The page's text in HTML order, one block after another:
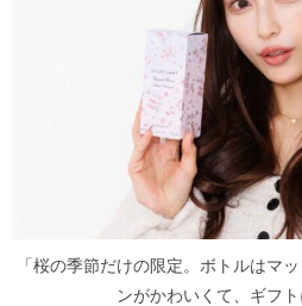
「桜の季節だけの限定。ボトルはマ
ンがかわいくて、ギフト